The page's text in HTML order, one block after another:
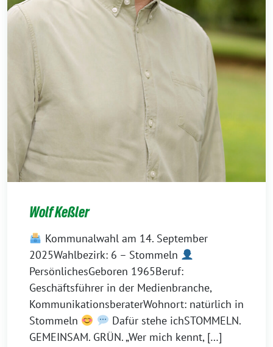
Wolf Keßler
Kommunalwahl am 14. September
2025Wahlbezirk: 6 – Stommeln
PersönlichesGeboren 1965Beruf:
Geschäftsführer in der Medienbranche,
KommunikationsberaterWohnort: natürlich in
Stommeln
Dafür stehe ichSTOMMELN.
GEMEINSAM. GRÜN. „Wer mich kennt, […]